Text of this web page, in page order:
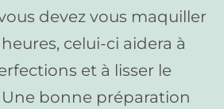
devez vous maquiller
celui-ci aidera à
et à lisser le
bonne préparation